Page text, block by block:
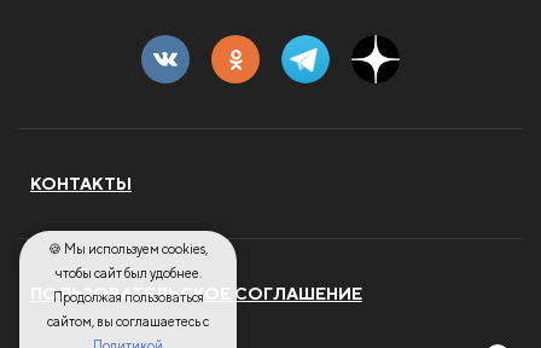
КОНТАКТЫ
ПОЛЬЗОВАТЕЛЬСКОЕ СОГЛАШЕНИЕ
🍪 Мы используем cookies,
чтобы сайт был удобнее.
Продолжая пользоваться
сайтом, вы соглашаетесь с